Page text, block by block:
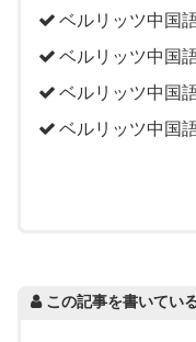
ベルリッツ中国
ベルリッツ中国
ベルリッツ中国
ベルリッツ中国
この記事を書いてい